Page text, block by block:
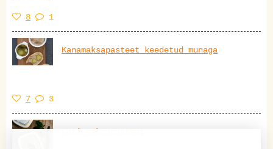
8 1
Kanamaksapasteet keedetud munaga
7 3
Läti maksapasteet